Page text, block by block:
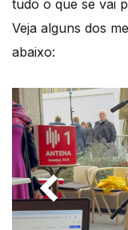
tudo o que se vai
Veja alguns dos
abaixo: